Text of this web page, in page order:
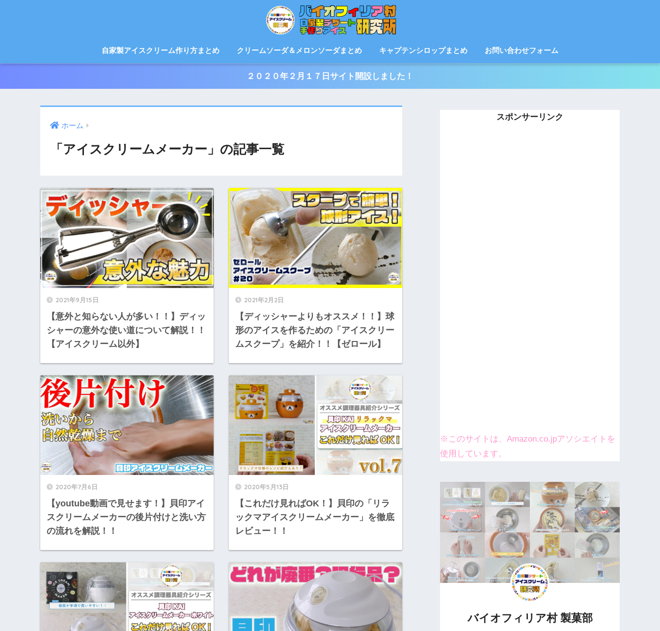
自家製アイスクリーム作り方まとめ クリームソーダ＆メロンソーダまとめ キャプテンシロップまとめ お問い合わせフォーム
２０２０年２月１７日サイト開設しました！
ホーム
「アイスクリームメーカー」の記事一覧
2021年9月15日
【意外と知らない人が多い！！】ディッ
シャーの意外な使い道について解説！！
【アイスクリーム以外】
2021年2月2日
【ディッシャーよりもオススメ！！】球
形のアイスを作るための「アイスクリー
ムスクープ」を紹介！！【ゼロール】
2020年7月6日
【youtube動画で見せます！】貝印アイ
スクリームメーカーの後片付けと洗い方
の流れを解説！！
2020年5月13日
【これだけ見ればOK！】貝印の「リラ
ックマアイスクリームメーカー」を徹底
レビュー！！
スポンサーリンク
※このサイトは、Amazon.co.jpアソシエイトを
使用しています。
バイオフィリア村 製菓部